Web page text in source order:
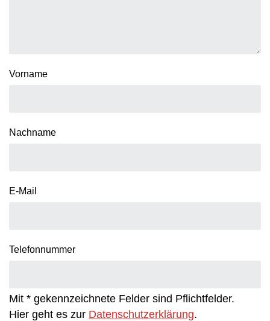
Vorname
Nachname
E-Mail
Telefonnummer
Mit * gekennzeichnete Felder sind Pflichtfelder.
Hier geht es zur Datenschutzerklärung.